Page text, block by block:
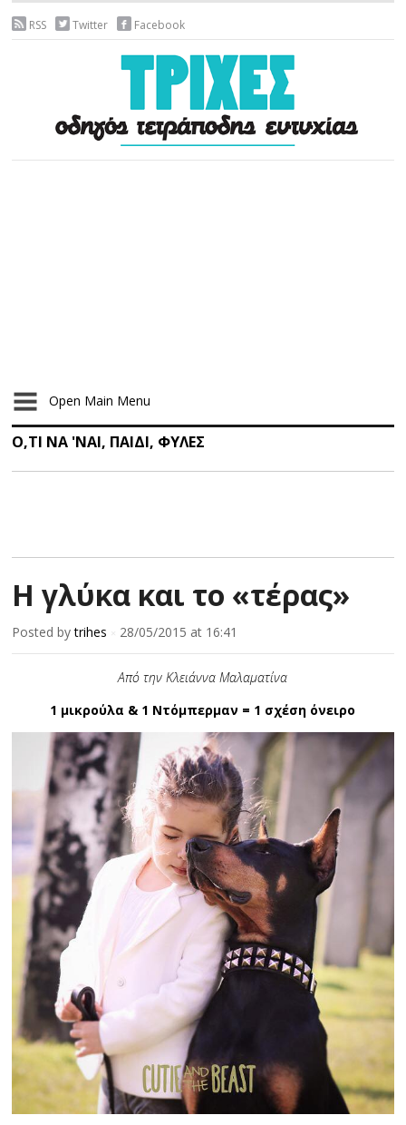
RSS Twitter Facebook
Open Main Menu
Ο,ΤΙ ΝΑ 'ΝΑΙ, ΠΑΙΔΙ, ΦΥΛΕΣ
Η γλύκα και το «τέρας»
Posted bytrihes 28/05/2015 at 16:41
Από την Κλειάννα Μαλαματίνα
1 μικρούλα & 1 Ντόμπερμαν = 1 σχέση όνειρο